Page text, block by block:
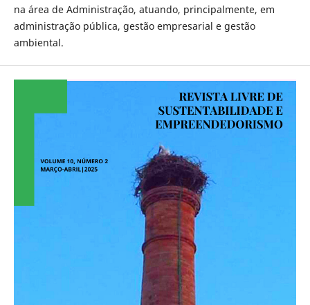
na área de Administração, atuando, principalmente, em
administração pública, gestão empresarial e gestão
ambiental.